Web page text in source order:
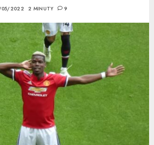
2022 2 MINUTY 9